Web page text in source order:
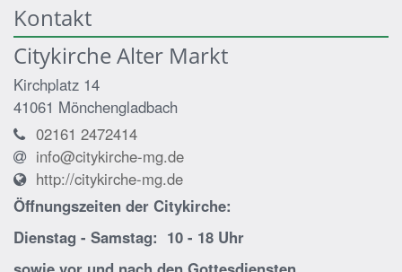
Kontakt
Citykirche Alter Markt
Kirchplatz 14
41061 Mönchengladbach
02161 2472414
info@citykirche-mg.de
http://citykirche-mg.de
Öffnungszeiten der Citykirche:
Dienstag - Samstag: 10 - 18 Uhr